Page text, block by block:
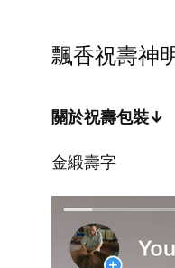
飄香祝壽神
關於祝壽包裝↓
金緞壽字